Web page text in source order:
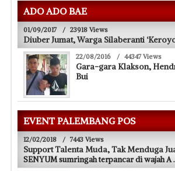
ADO ADO BAE
01/09/2017 / 23918 Views
Diuber Jumat, Warga Silaberanti
22/08/2016 / 44347 Views
Gara-gara Klakson,
Bui
EVENT PALEMBANG POS
12/02/2018 / 7443 Views
Support Talenta Muda, Tak Menduga
SENYUM sumringah terpancar di wajah A